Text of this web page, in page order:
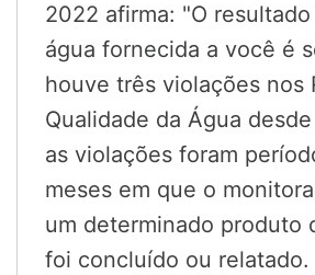
2022 afirma: "O
água fornecida a você é
houve três violações nos
Qualidade da Água
as violações foram
meses em que o
um determinado produto
foi concluído ou relatado.